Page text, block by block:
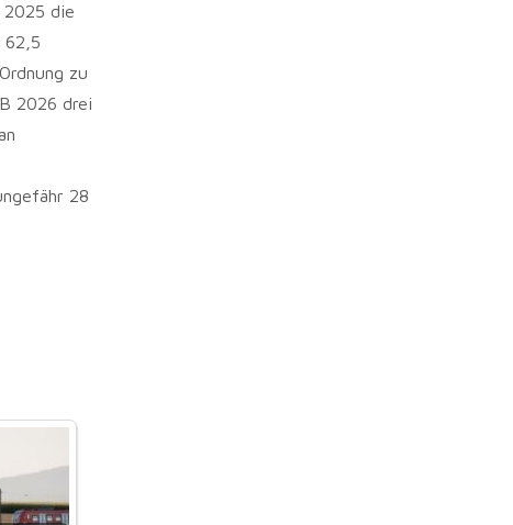
2025 die
62,5
zu
2026 drei
28